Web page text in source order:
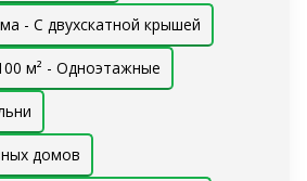
- С двухскатной крышей
м² - Одноэтажные
домов